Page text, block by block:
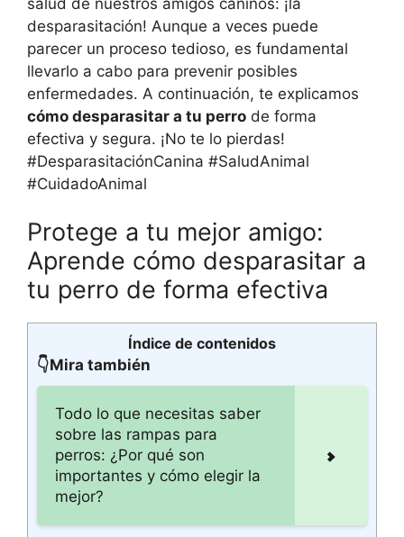
desparasitación! Aunque a veces puede
parecer un proceso tedioso, es fundamental
llevarlo a cabo para prevenir posibles
enfermedades. A continuación, te explicamos
cómo desparasitar a tu perro de forma
efectiva y segura. ¡No te lo pierdas!
#DesparasitaciónCanina #SaludAnimal
#CuidadoAnimal
Protege a tu mejor amigo:
Aprende cómo desparasitar a
tu perro de forma efectiva
Índice de contenidos
👇Mira también
Todo lo que necesitas saber
sobre las rampas para
perros: ¿Por qué son
importantes y cómo elegir la
mejor?